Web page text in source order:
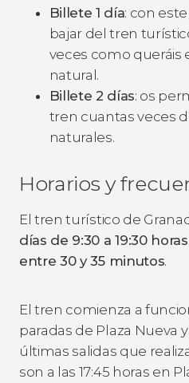
Billete 1 día: con
bajar del tren
veces como queráis
natural.
Billete 2 días: os
tren cuantas veces
naturales.
Horarios y
El tren turístico de
días de 9:30 a 19:30 horas
entre 30 y 35 minutos.
El tren comienza a
paradas de Plaza Nueva
últimas salidas que
son a las 17:45 horas en